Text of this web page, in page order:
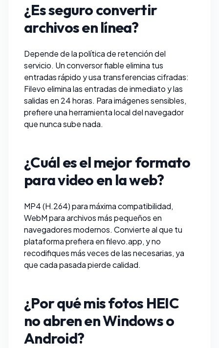
¿Es seguro convertir
archivos en línea?
Depende de la política de retención del
servicio. Un conversor fiable elimina tus
entradas rápido y usa transferencias cifradas:
Filevo elimina las entradas de inmediato y las
salidas en 24 horas. Para imágenes sensibles,
prefiere una herramienta local del navegador
que nunca sube nada.
¿Cuál es el mejor formato
para video en la web?
MP4 (H.264) para máxima compatibilidad,
WebM para archivos más pequeños en
navegadores modernos. Convierte al que tu
plataforma prefiera enfilevo.app, y no
recodifiques más veces de las necesarias, ya
que cada pasada pierde calidad.
¿Por qué mis fotos HEIC
no abren en Windows o
Android?